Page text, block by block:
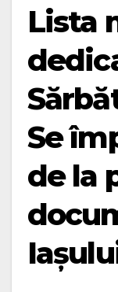
Lista
Se
de la